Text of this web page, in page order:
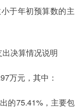
于年初预算数的主
决算情况说明
万元，其中：
的75.41%，主要包